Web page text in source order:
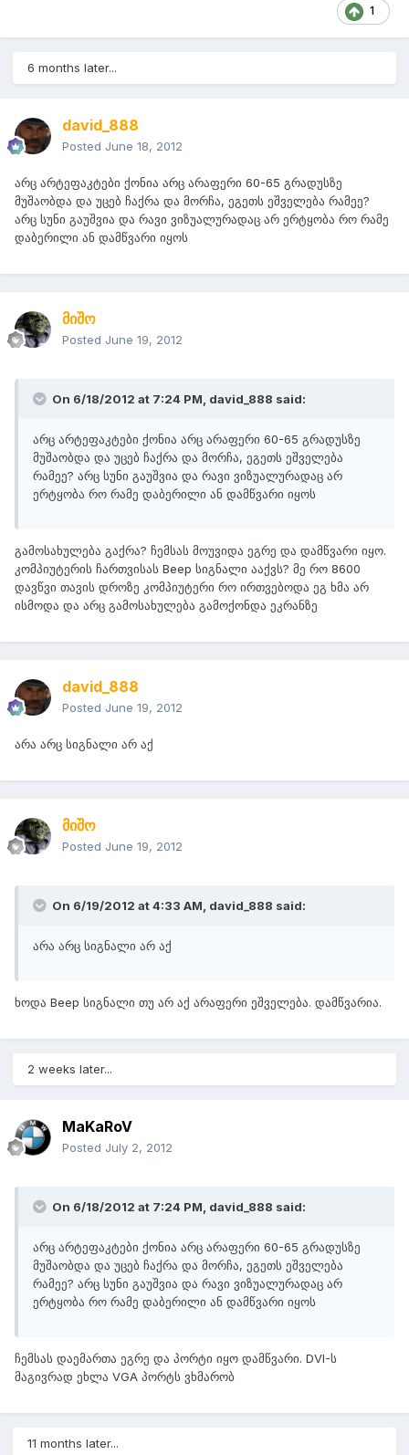
1
6 months later...
david_888
Posted June 18, 2012
არც არტეფაკტები ქონია არც არაფერი 60-65 გრადუსზე
მუშაობდა და უცებ ჩაქრა და მორჩა, ეგეთს ეშველება რამეე?
არც სუნი გაუშვია და რავი ვიზუალურადაც არ ერტყობა რო რამე
დაბერილი ან დამწვარი იყოს
მიშო
Posted June 19, 2012
On 6/18/2012 at 7:24 PM, david_888 said:
არც არტეფაკტები ქონია არც არაფერი 60-65 გრადუსზე
მუშაობდა და უცებ ჩაქრა და მორჩა, ეგეთს ეშველება
რამეე? არც სუნი გაუშვია და რავი ვიზუალურადაც არ
ერტყობა რო რამე დაბერილი ან დამწვარი იყოს
გამოსახულება გაქრა? ჩემსას მოუვიდა ეგრე და დამწვარი იყო.
კომპიუტერის ჩართვისას Beep სიგნალი ააქვს? მე რო 8600
დავწვი თავის დროზე კომპიუტერი რო ირთვებოდა ეგ ხმა არ
ისმოდა და არც გამოსახულება გამოქონდა ეკრანზე
david_888
Posted June 19, 2012
არა არც სიგნალი არ აქ
მიშო
Posted June 19, 2012
On 6/19/2012 at 4:33 AM, david_888 said:
არა არც სიგნალი არ აქ
ხოდა Beep სიგნალი თუ არ აქ არაფერი ეშველება. დამწვარია.
2 weeks later...
MaKaRoV
Posted July 2, 2012
On 6/18/2012 at 7:24 PM, david_888 said:
არც არტეფაკტები ქონია არც არაფერი 60-65 გრადუსზე
მუშაობდა და უცებ ჩაქრა და მორჩა, ეგეთს ეშველება
რამეე? არც სუნი გაუშვია და რავი ვიზუალურადაც არ
ერტყობა რო რამე დაბერილი ან დამწვარი იყოს
ჩემსას დაემართა ეგრე და პორტი იყო დამწვარი. DVI-ს
მაგივრად ეხლა VGA პორტს ვხმარობ
11 months later...